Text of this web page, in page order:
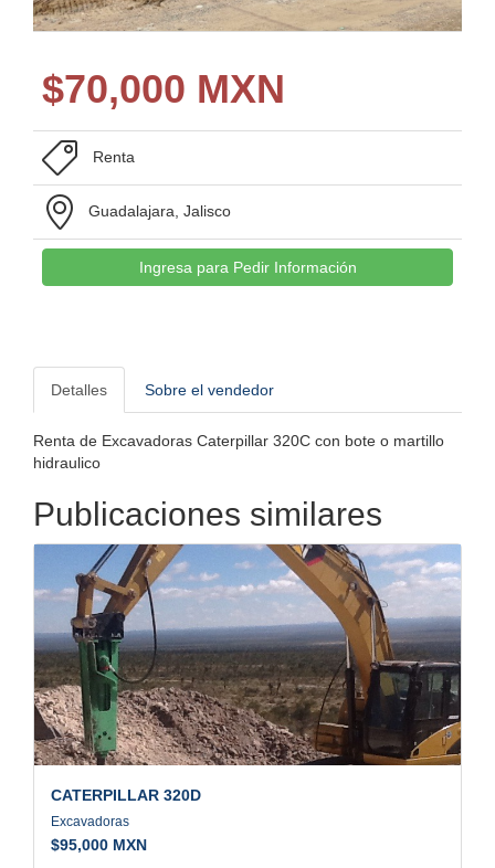
$70,000 MXN
Renta
Guadalajara, Jalisco
Ingresa para Pedir Información
Detalles Sobre el vendedor
Renta de Excavadoras Caterpillar 320C con bote o martillo
hidraulico
Publicaciones similares
CATERPILLAR 320D
Excavadoras
$95,000 MXN